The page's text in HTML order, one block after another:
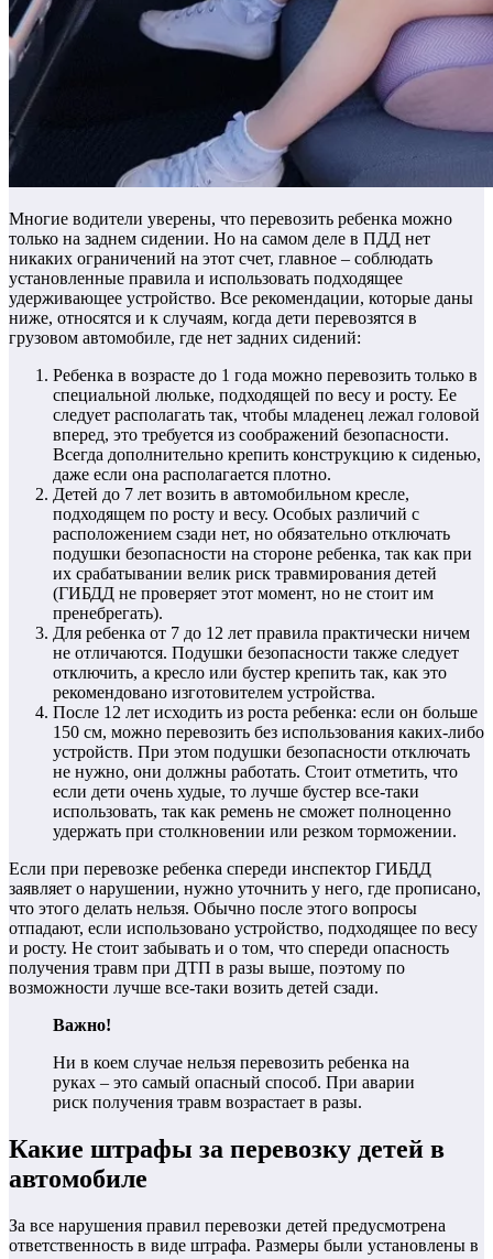
Многие водители уверены, что перевозить ребенка можно
только на заднем сидении. Но на самом деле в ПДД нет
никаких ограничений на этот счет, главное – соблюдать
установленные правила и использовать подходящее
удерживающее устройство. Все рекомендации, которые даны
ниже, относятся и к случаям, когда дети перевозятся в
грузовом автомобиле, где нет задних сидений:
Ребенка в возрасте до 1 года можно перевозить только в
специальной люльке, подходящей по весу и росту. Ее
следует располагать так, чтобы младенец лежал головой
вперед, это требуется из соображений безопасности.
Всегда дополнительно крепить конструкцию к сиденью,
даже если она располагается плотно.
Детей до 7 лет возить в автомобильном кресле,
подходящем по росту и весу. Особых различий с
расположением сзади нет, но обязательно отключать
подушки безопасности на стороне ребенка, так как при
их срабатывании велик риск травмирования детей
(ГИБДД не проверяет этот момент, но не стоит им
пренебрегать).
Для ребенка от 7 до 12 лет правила практически ничем
не отличаются. Подушки безопасности также следует
отключить, а кресло или бустер крепить так, как это
рекомендовано изготовителем устройства.
После 12 лет исходить из роста ребенка: если он больше
150 см, можно перевозить без использования каких-либо
устройств. При этом подушки безопасности отключать
не нужно, они должны работать. Стоит отметить, что
если дети очень худые, то лучше бустер все-таки
использовать, так как ремень не сможет полноценно
удержать при столкновении или резком торможении.
Если при перевозке ребенка спереди инспектор ГИБДД
заявляет о нарушении, нужно уточнить у него, где прописано,
что этого делать нельзя. Обычно после этого вопросы
отпадают, если использовано устройство, подходящее по весу
и росту. Не стоит забывать и о том, что спереди опасность
получения травм при ДТП в разы выше, поэтому по
возможности лучше все-таки возить детей сзади.
Важно!
Ни в коем случае нельзя перевозить ребенка на
руках – это самый опасный способ. При аварии
риск получения травм возрастает в разы.
Какие штрафы за перевозку детей в
автомобиле
За все нарушения правил перевозки детей предусмотрена
ответственность в виде штрафа. Размеры были установлены в